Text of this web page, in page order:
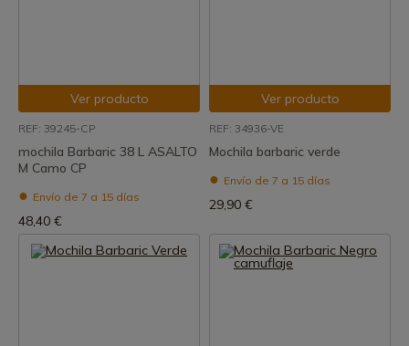
Ver producto
REF: 39245-CP
mochila Barbaric 38 L ASALTO
M Camo CP
Envío de 7 a 15 días
48,40 €
Ver producto
REF: 34936-VE
Mochila barbaric verde
Envío de 7 a 15 días
29,90 €